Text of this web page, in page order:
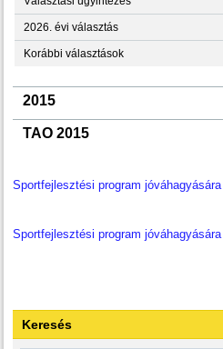
2026. évi választás
Korábbi választások
2015
TAO 2015
Sportfejlesztési program
Sportfejlesztési program
Keresés